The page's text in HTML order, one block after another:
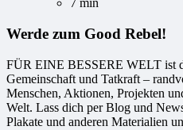
7 min
Werde zum Good Rebel!
FÜR EINE BESSERE WELT ist
Gemeinschaft und Tatkraft –
Menschen, Aktionen, Projekten
Welt. Lass dich per Blog und
Plakate und anderen Materialien